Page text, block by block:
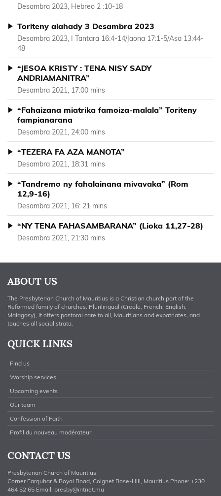
Desambra 2023, Hebreo 2 :10-18
Toriteny alahady 3 Desambra 2023
Desambra 2023, I Tantara 16:4-14/Jaona 17:1-5/Asa 13:44-
48
“JESOA KRISTY : TENA NISY SADY
ANDRIAMANITRA”
Desambra 2021, 17:00 mins
“Fahaizana miatrika famoiza-malala” Toriteny
fampianarana
Desambra 2021, 24:00 mins
“TEZERA FA AZA MANOTA”
Desambra 2021, 18:31 mins
“Tandremo ny fahalainana mivavaka” (Rom
12,9-16)
Desambra 2021, 16: 21 mins
“NY TENA FAHASAMBARANA” (Lioka 11,27-28)
Desambra 2021, 21:30 mins
ABOUT US
The Presbyterian Church of Mauritius is a Christian church part of the
Reformed family of churches. Plurilingual (Creole, French, English,
Malagasy), it offers pastoral care to all, Mauritians and expatriates, and
touches all social strata.
QUICK LINKS
Find us
Worship services
Upcoming events
Our team
Confession of Faith
Profil du nouveau modérateur
CONTACT US
Presbyterian Church of Mauritius
Corner Farquhar & Royal Road, Coignet Rose-Hill, Mauritius Phone: +230
464 52 65 Email: presby@intnet.mu